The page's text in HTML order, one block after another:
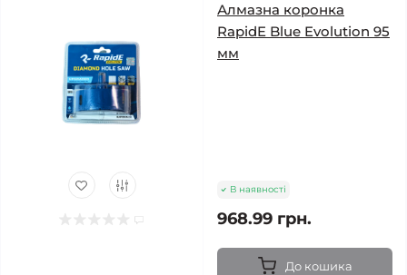
Алмазна коронка
RapidE Blue Evolution 95
мм
В наявності
968.99 грн.
До кошика